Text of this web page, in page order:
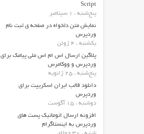
Script
پنج‌شنبه ، 1 سپتامبر
نمایش متن دلخواه در صفحه ی ثبت نام
وردپرس
یکشنبه ، 4 ژوئن
پلاگین ارسال اس ام اس ملی پیامک برای
وردپرس و ووکامرس
پنج‌شنبه ، 25 ژانویه
دانلود قالب ایران اسکریپت برای
وردپرس
دوشنبه ، 15 آگوست
افزونه ارسال اتوماتیک پست های
وردپرس به اینستاگرام